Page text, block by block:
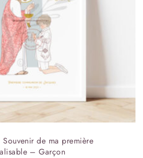
de ma première
– Garçon